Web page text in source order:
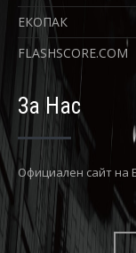
ЕКОПАК
FLASHSCORE.COM
За Нас
Официaлен сайт на